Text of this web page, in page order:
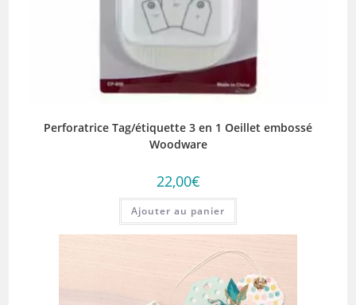
Perforatrice Tag/étiquette 3 en 1 Oeillet embossé
Woodware
22,00€
Ajouter au panier